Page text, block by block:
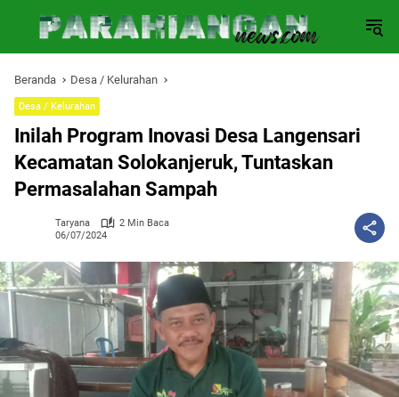
Beranda Desa / Kelurahan
Desa / Kelurahan
Inilah Program Inovasi Desa Langensari
Kecamatan Solokanjeruk, Tuntaskan
Permasalahan Sampah
Taryana
2 Min Baca
06/07/2024